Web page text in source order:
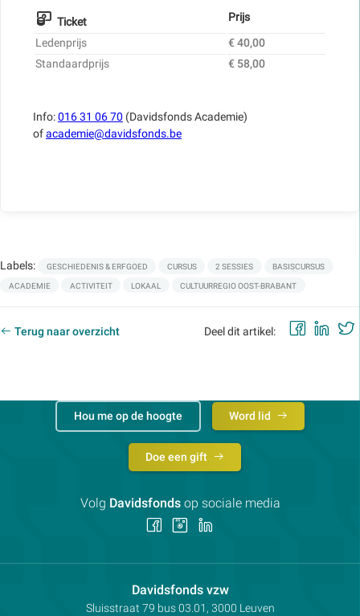
Ticket
Prijs
Ledenprijs
€ 40,00
Standaardprijs
€ 58,00
Info:016 31 06 70 (Davidsfonds Academie)
ofacademie@davidsfonds.be
Labels: GESCHIEDENIS & ERFGOED CURSUS 2 SESSIES BASISCURSUS
ACADEMIE ACTIVITEIT LOKAAL CULTUURREGIO OOST-BRABANT
Terug naar overzicht Deel dit artikel:
Davidsfonds vzwContactpersoon:
Adres:
Sluisstraat 79 bus 03.01, 3000 Leuven
Hou me op de hoogte Word lid
Doe een gift
Volg Davidsfondsop sociale media
Volg Volg